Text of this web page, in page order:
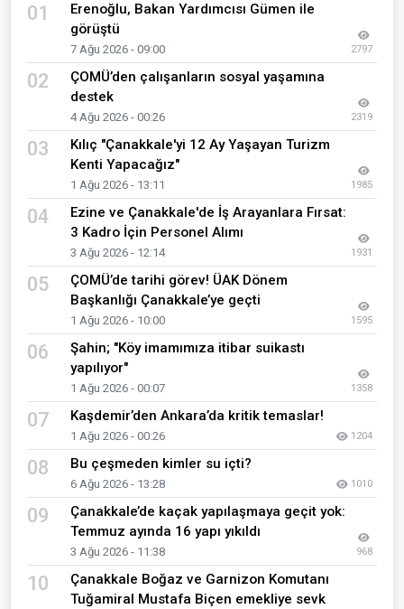
01
Erenoğlu, Bakan Yardımcısı Gümen ile
görüştü
7 Ağu 2026 - 09:00 2797
02
ÇOMÜ’den çalışanların sosyal yaşamına
destek
4 Ağu 2026 - 00:26 2319
03
Kılıç "Çanakkale'yi 12 Ay Yaşayan Turizm
Kenti Yapacağız"
1 Ağu 2026 - 13:11 1985
04
Ezine ve Çanakkale'de İş Arayanlara Fırsat:
3 Kadro İçin Personel Alımı
3 Ağu 2026 - 12:14 1931
05
ÇOMÜ’de tarihi görev! ÜAK Dönem
Başkanlığı Çanakkale’ye geçti
1 Ağu 2026 - 10:00 1595
06
Şahin; "Köy imamımıza itibar suikastı
yapılıyor"
1 Ağu 2026 - 00:07 1358
07 Kaşdemir’den Ankara’da kritik temaslar!
1 Ağu 2026 - 00:26 1204
08 Bu çeşmeden kimler su içti?
6 Ağu 2026 - 13:28 1010
09
Çanakkale’de kaçak yapılaşmaya geçit yok:
Temmuz ayında 16 yapı yıkıldı
3 Ağu 2026 - 11:38 968
10
Çanakkale Boğaz ve Garnizon Komutanı
Tuğamiral Mustafa Biçen emekliye sevk